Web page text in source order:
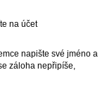
na účet
napište své jméno a
záloha nepřipíše,